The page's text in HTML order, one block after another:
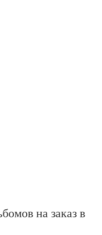
на заказ в